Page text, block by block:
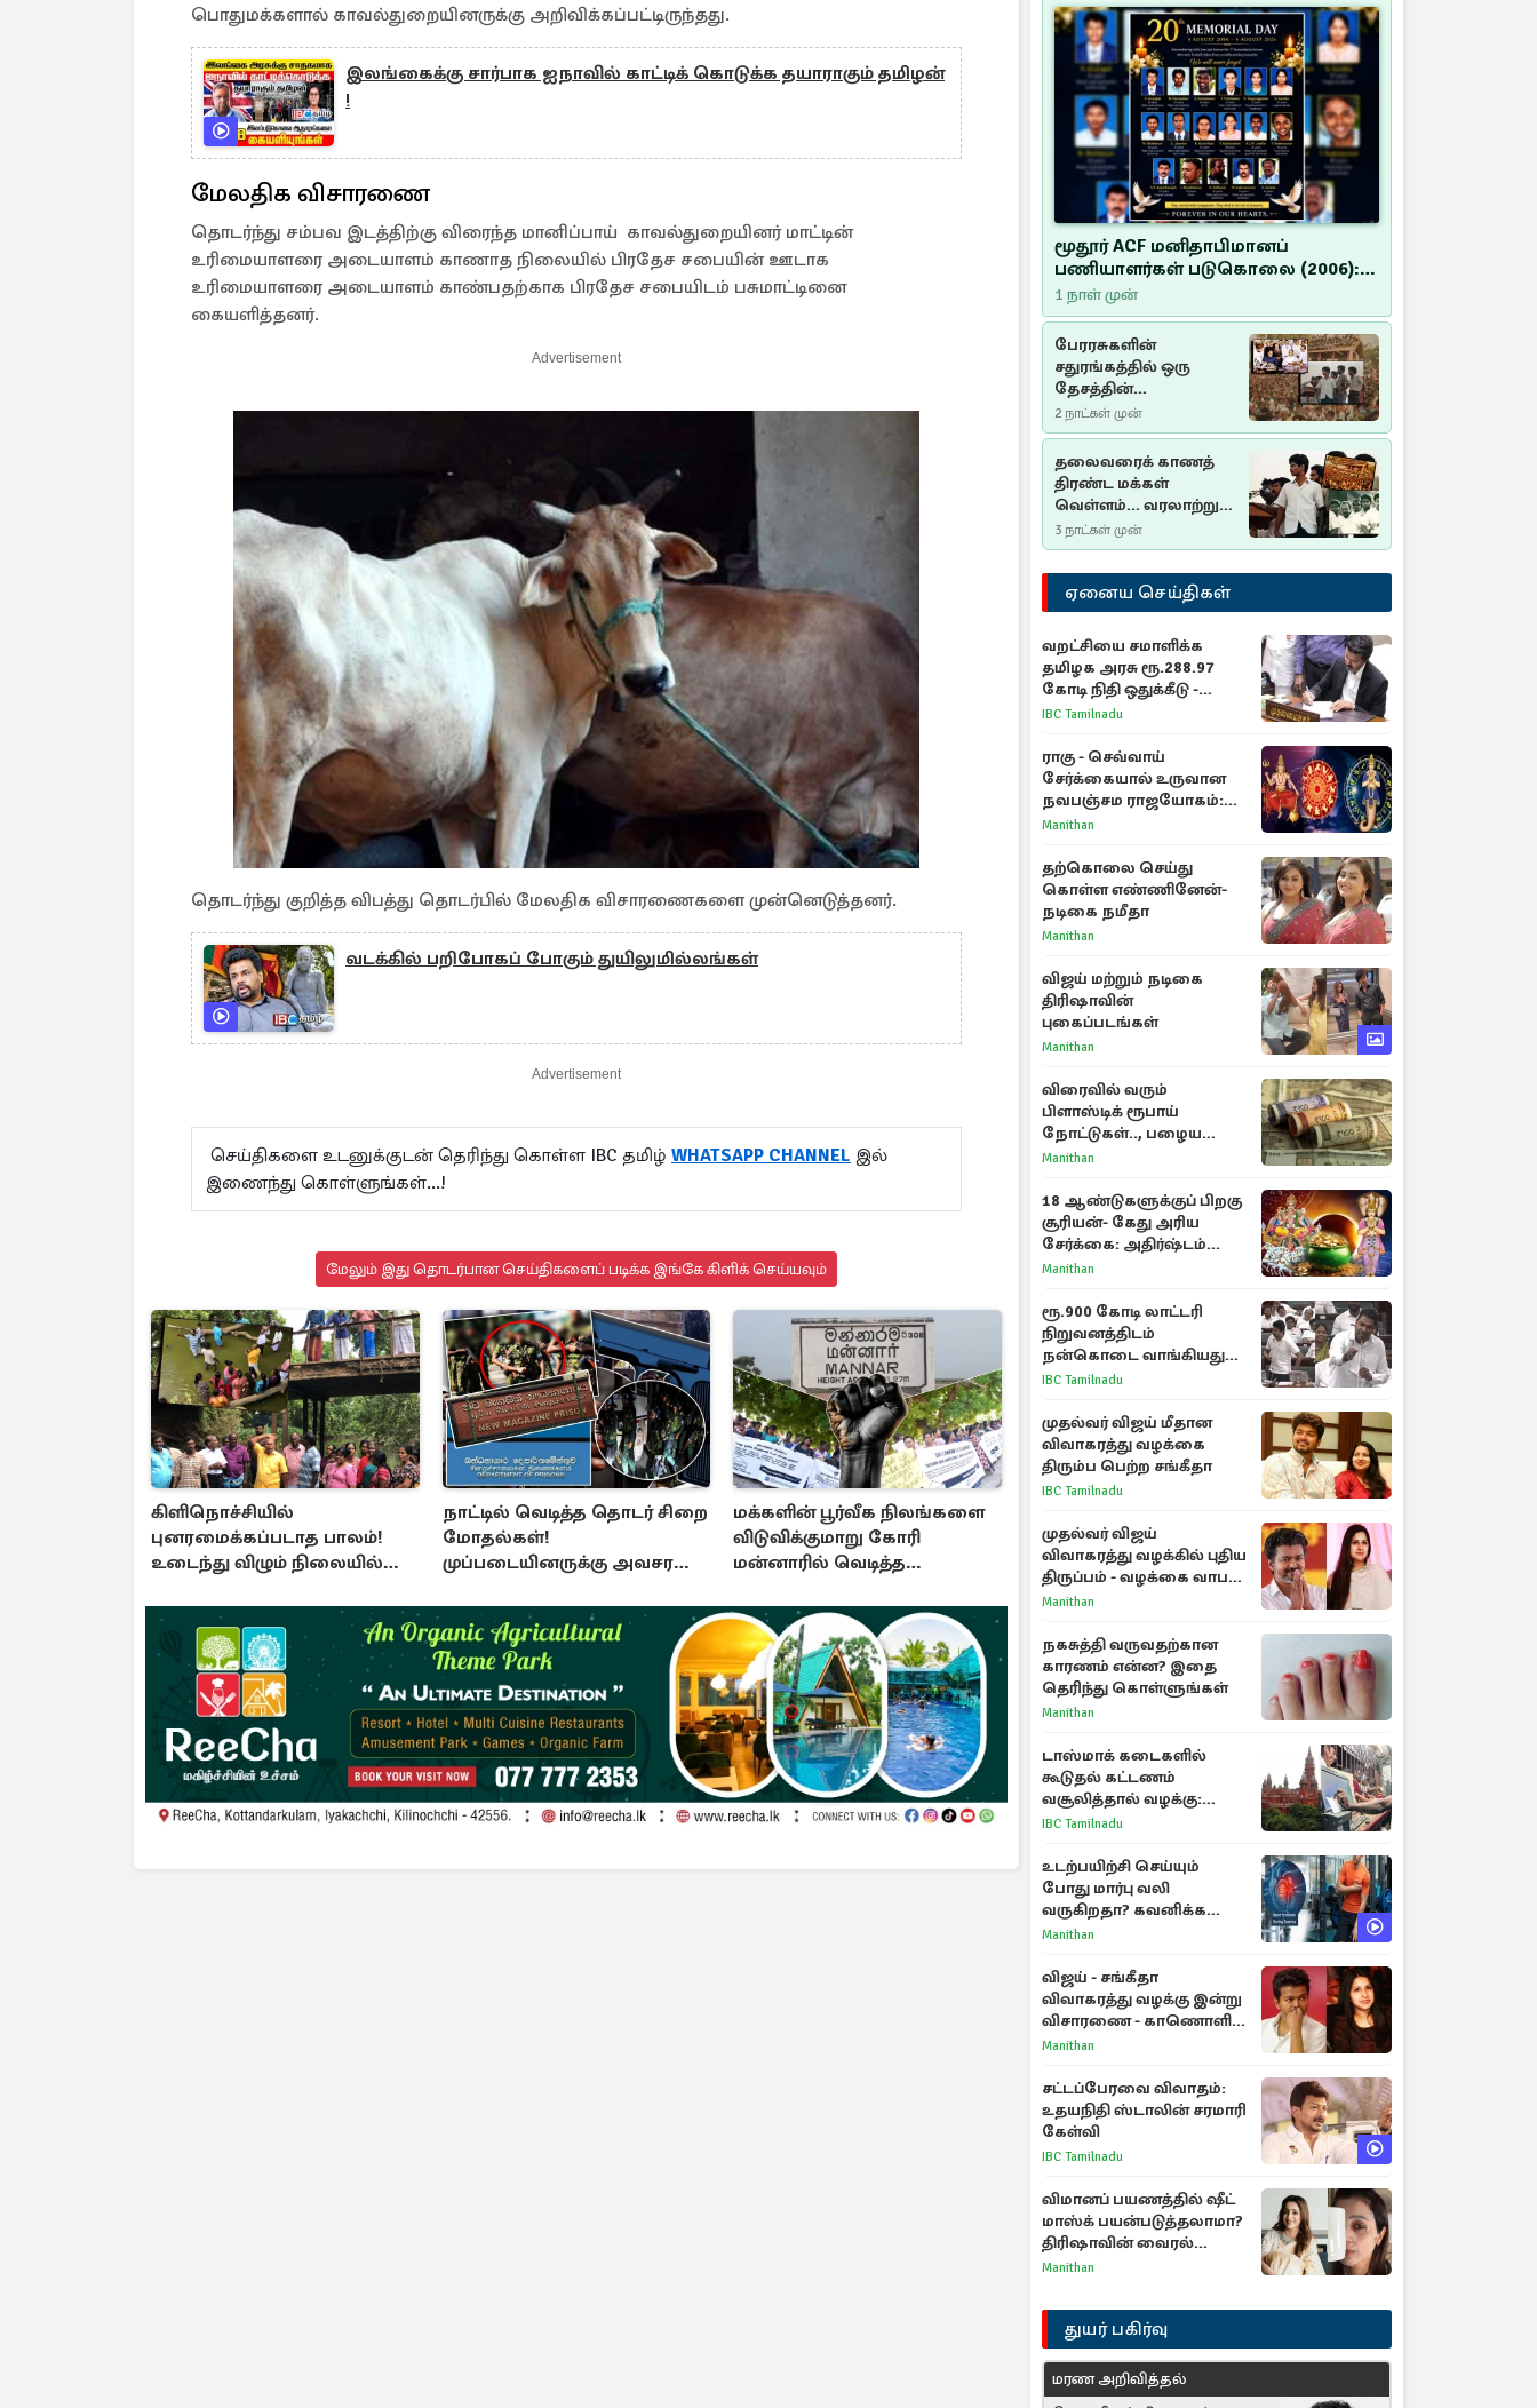
பொதுமக்களால் காவல்துறையினருக்கு அறிவிக்கப்பட்டிருந்தது.
இலங்கைக்கு சார்பாக ஐநாவில் காட்டிக் கொடுக்க தயாராகும் தமிழன்
!
மேலதிக விசாரணை
தொடர்ந்து சம்பவ இடத்திற்கு விரைந்த மானிப்பாய் காவல்துறையினர் மாட்டின்
உரிமையாளரை அடையாளம் காணாத நிலையில் பிரதேச சபையின் ஊடாக
உரிமையாளரை அடையாளம் காண்பதற்காக பிரதேச சபையிடம் பசுமாட்டினை
கையளித்தனர்.
Advertisement
தொடர்ந்து குறித்த விபத்து தொடர்பில் மேலதிக விசாரணைகளை முன்னெடுத்தனர்.
வடக்கில் பறிபோகப் போகும் துயிலுமில்லங்கள்
Advertisement
செய்திகளை உடனுக்குடன் தெரிந்து கொள்ள IBC தமிழ் WHATSAPP CHANNEL இல்
இணைந்து கொள்ளுங்கள்...!
மேலும் இது தொடர்பான செய்திகளைப் படிக்க இங்கே கிளிக் செய்யவும்
கிளிநொச்சியில்
புனரமைக்கப்படாத பாலம்!
உடைந்து விழும் நிலையில்
நாட்டில் வெடித்த தொடர் சிறை
மோதல்கள்!
முப்படையினருக்கு அவசர
மக்களின் பூர்வீக நிலங்களை
விடுவிக்குமாறு கோரி
மன்னாரில் வெடித்த
மூதூர் ACF மனிதாபிமானப்
பணியாளர்கள் படுகொலை (2006):
20 ஆண்டுகளாகியும் நீதி
மறுக்கப்பட்ட மனிதாபிமானப்
பேரவலம்
1 நாள் முன்
பேரரசுகளின்
சதுரங்கத்தில் ஒரு
தேசத்தின்
தீர்க்கதரிசனம் :
சுதுமலை பிரகடனம்
ஒரு வரலாற்றுப் பாடம்
2 நாட்கள் முன்
தலைவரைக் காணத்
திரண்ட மக்கள்
வெள்ளம்... வரலாற்றுச்
சிறப்புமிக்க சுதுமலைப்
பிரகடனம்…
3 நாட்கள் முன்
ஏனைய செய்திகள்
வறட்சியை சமாளிக்க
தமிழக அரசு ரூ.288.97
கோடி நிதி ஒதுக்கீடு -
வெளியான அரசாணை
IBC Tamilnadu
ராகு - செவ்வாய்
சேர்க்கையால் உருவான
நவபஞ்சம ராஜயோகம்:
அதிர்ஷ்டம் பெறும் 3
Manithan
தற்கொலை செய்து
கொள்ள எண்ணினேன்-
நடிகை நமீதா
Manithan
விஜய் மற்றும் நடிகை
திரிஷாவின்
புகைப்படங்கள்
Manithan
விரைவில் வரும்
பிளாஸ்டிக் ரூபாய்
நோட்டுகள்.., பழைய
காகித நோட்டுகள்
Manithan
18 ஆண்டுகளுக்குப் பிறகு
சூரியன்- கேது அரிய
சேர்க்கை: அதிர்ஷ்டம்
பெறும் 3 ராசிகள்!
Manithan
ரூ.900 கோடி லாட்டரி
நிறுவனத்திடம்
நன்கொடை வாங்கியது
ஏன்? உதயநிதி - ஆதவ்
IBC Tamilnadu
முதல்வர் விஜய் மீதான
விவாகரத்து வழக்கை
திரும்ப பெற்ற சங்கீதா
IBC Tamilnadu
முதல்வர் விஜய்
விவாகரத்து வழக்கில் புதிய
திருப்பம் - வழக்கை வாபஸ்
பெற்ற சங்கீதா!
Manithan
நகசுத்தி வருவதற்கான
காரணம் என்ன? இதை
தெரிந்து கொள்ளுங்கள்
Manithan
டாஸ்மாக் கடைகளில்
கூடுதல் கட்டணம்
வசூலித்தால் வழக்கு:
சென்னை உயர்நீதிமன்றம்
IBC Tamilnadu
உடற்பயிற்சி செய்யும்
போது மார்பு வலி
வருகிறதா? கவனிக்க
வேண்டிய எச்சரிக்கை
Manithan
விஜய் - சங்கீதா
விவாகரத்து வழக்கு இன்று
விசாரணை - காணொளி
மூலம் ஆஜராக வாய்ப்பு
Manithan
சட்டப்பேரவை விவாதம்:
உதயநிதி ஸ்டாலின் சரமாரி
கேள்வி
IBC Tamilnadu
விமானப் பயணத்தில் ஷீட்
மாஸ்க் பயன்படுத்தலாமா?
திரிஷாவின் வைரல்
செல்ஃபிக்கு மருத்துவர்
Manithan
துயர் பகிர்வு
மரண அறிவித்தல்